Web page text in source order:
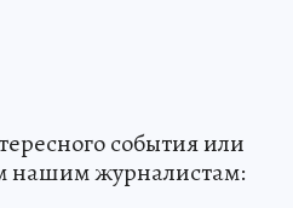
события или
нашим журналистам: